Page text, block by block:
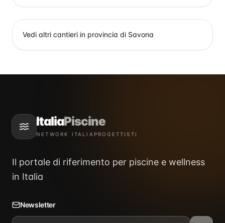
Vedi altri cantieri in provincia di Savona
ItaliaPiscine
NETWORK ITALIAPROGETTISTI
Il portale di riferimento per piscine e wellness
in Italia
Newsletter